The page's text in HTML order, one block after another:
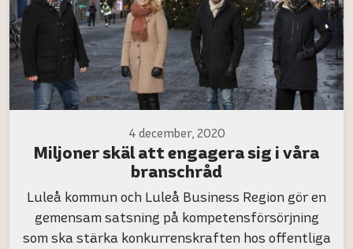
4 december, 2020
Miljoner skäl att engagera sig i våra
branschråd
Luleå kommun och Luleå Business Region gör en
gemensam satsning på kompetensförsörjning
som ska stärka konkurrenskraften hos offentliga